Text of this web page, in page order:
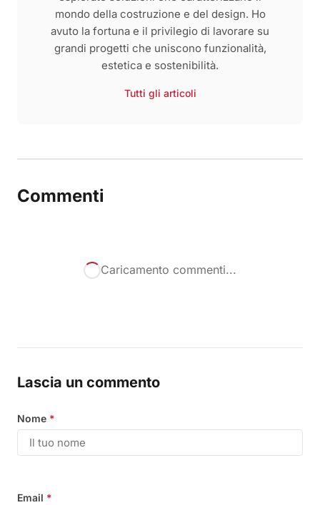
mondo della costruzione e del design. Ho
avuto la fortuna e il privilegio di lavorare su
grandi progetti che uniscono funzionalità,
estetica e sostenibilità.
Tutti gli articoli
Commenti
Caricamento commenti...
Lascia un commento
Nome *
Email *